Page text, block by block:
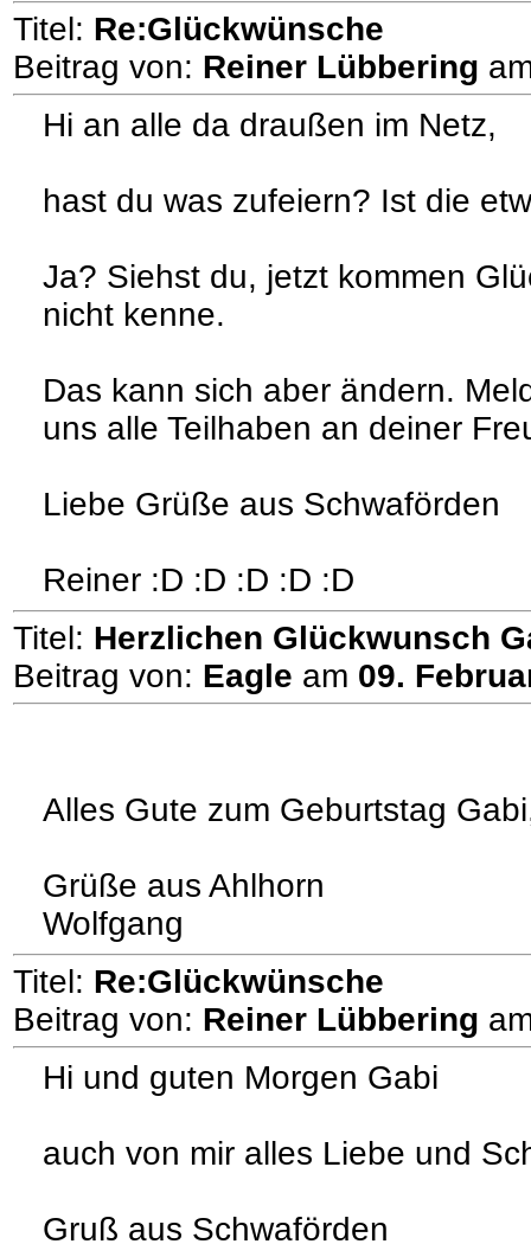
Titel: Re:Glückwünsche
Beitrag von: Reiner Lübbering
Hi an alle da draußen im Netz,
hast du was zufeiern? Ist die
Ja? Siehst du, jetzt kommen
nicht kenne.
Das kann sich aber ändern.
uns alle Teilhaben an deiner
Liebe Grüße aus Schwaförden
Reiner :D :D :D :D :D
Titel: Herzlichen Glückwunsch
Beitrag von: Eagle am 09.
Alles Gute zum Geburtstag
Grüße aus Ahlhorn
Wolfgang
Titel: Re:Glückwünsche
Beitrag von: Reiner Lübbering
Hi und guten Morgen Gabi
auch von mir alles Liebe und
Gruß aus Schwaförden